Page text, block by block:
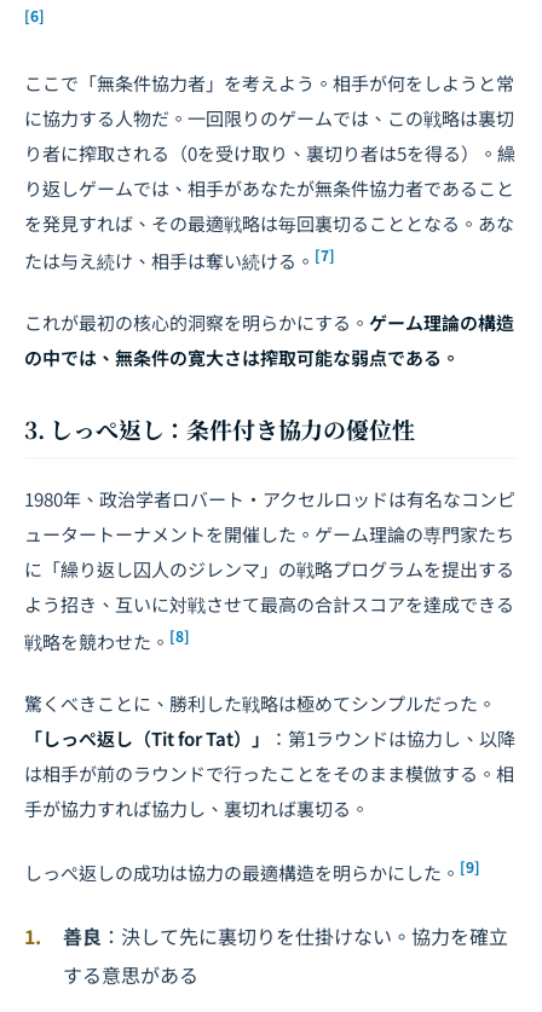
[6]
ここで「無条件協力者」を考えよう。相手が何をしようと常
に協力する人物だ。一回限りのゲームでは、この戦略は裏切
り者に搾取される（0を受け取り、裏切り者は5を得る）。繰
り返しゲームでは、相手があなたが無条件協力者であること
を発見すれば、その最適戦略は毎回裏切ることとなる。あな
たは与え続け、相手は奪い続ける。 [7]
これが最初の核心的洞察を明らかにする。 ゲーム理論の構造
の中では、無条件の寛大さは搾取可能な弱点である。
3. しっぺ返し：条件付き協力の優位性
1980年、政治学者ロバート・アクセルロッドは有名なコンピ
ュータートーナメントを開催した。ゲーム理論の専門家たち
に「繰り返し囚人のジレンマ」の戦略プログラムを提出する
よう招き、互いに対戦させて最高の合計スコアを達成できる
戦略を競わせた。 [8]
驚くべきことに、勝利した戦略は極めてシンプルだった。
「しっぺ返し（Tit for Tat）」
：第1ラウンドは協力し、以降
は相手が前のラウンドで行ったことをそのまま模倣する。相
手が協力すれば協力し、裏切れば裏切る。
しっぺ返しの成功は協力の最適構造を明らかにした。 [9]
善良 ：決して先に裏切りを仕掛けない。協力を確立
する意思がある